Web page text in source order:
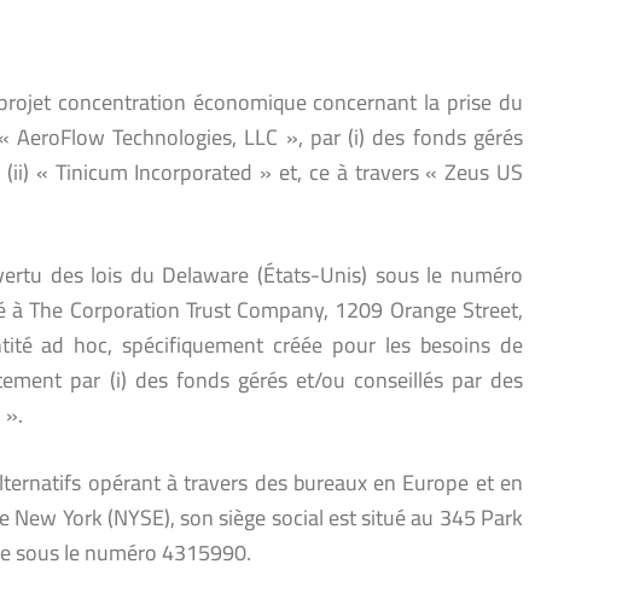
concentration économique concernant la prise du
Technologies, LLC », par (i) des fonds gérés
« Tinicum Incorporated » et, ce à travers « Zeus US
des lois du Delaware (États-Unis) sous le numéro
The Corporation Trust Company, 1209 Orange Street,
ad hoc, spécifiquement créée pour les besoins de
par (i) des fonds gérés et/ou conseillés par des
opérant à travers des bureaux en Europe et en
York (NYSE), son siège social est situé au 345 Park
sous le numéro 4315990.